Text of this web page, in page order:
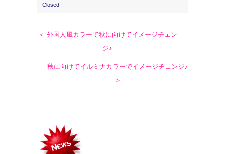
Closed
＜ 外国人風カラーで秋に向けてイメージチェン
ジ♪
秋に向けてイルミナカラーでイメージチェンジ♪
＞